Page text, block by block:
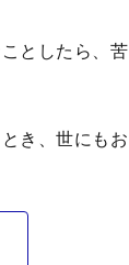
としたら、苦
き、世にもお